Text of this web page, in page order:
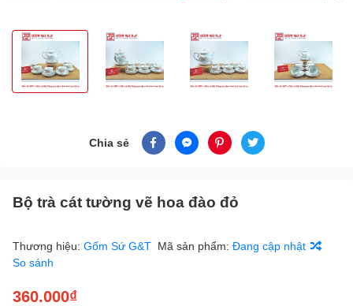
Chia sẻ
Bộ trà cát tường vẽ hoa đào đỏ
Thương hiệu: Gốm Sứ G&T Mã sản phẩm: Đang cập nhật
So sánh
360.000₫